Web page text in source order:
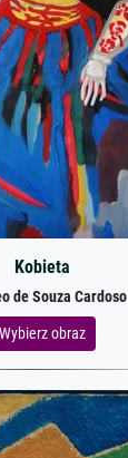
Kobieta
de Souza Cardoso
Wybierz obraz